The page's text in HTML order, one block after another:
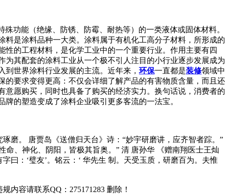
功能（绝缘、防锈、防霉、耐热等）的一类液体或固体材料。
是涂料品种一大类。涂料属于有机化工高分子材料，所形成的
的工程材料，是化学工业中的一个重要行业。作用主要有四
其配套的涂料工业从一个极不引人注目的小行业逐步发展成为
世界涂料行业发展的主流。近年来， 环保一直都是装修领域中
要求变得更高：不仅会详细了解产品的有害物质含量，而且还
愿购买，同时也具备了购买的经济实力。换句话说，消费者的
的塑造变成了涂料企业吸引更多客流的一法宝。
磨。 唐贾岛《送僧归天台》诗：“妙宇研磨讲，应齐智者踪。”
、神化、阴阳，皆极其旨奥。” 清 唐孙华 《赠南翔医士王灿
曰：‘璧友’。铭云：‘ 华先生 制。天受玉质，研磨百为。夫惟
内容请联系QQ：275171283 删除！